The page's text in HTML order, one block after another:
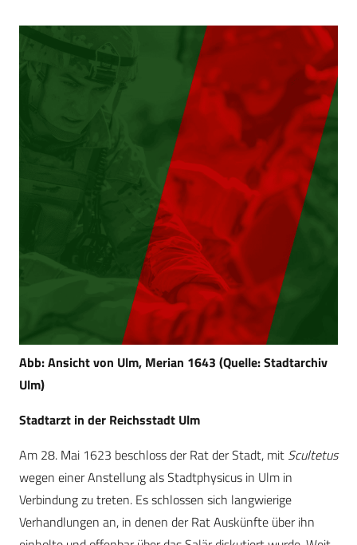
Abb: Ansicht von Ulm, Merian 1643 (Quelle: Stadtarchiv
Ulm)
Stadtarzt in der Reichsstadt Ulm
Am 28. Mai 1623 beschloss der Rat der Stadt, mit Scultetus
wegen einer Anstellung als Stadtphysicus in Ulm in
Verbindung zu treten. Es schlossen sich langwierige
Verhandlungen an, in denen der Rat Auskünfte über ihn